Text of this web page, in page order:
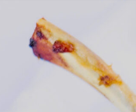
ABOUT COMPANY
OUR BRANCHES
QUALITY ASSURANCE
GENERAL POLICIES
BEST